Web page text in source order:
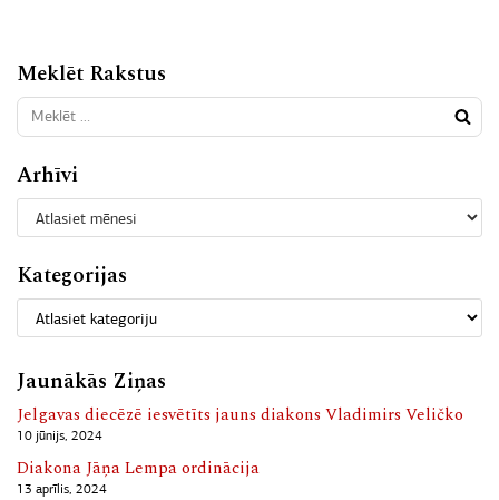
Meklēt Rakstus
Arhīvi
Kategorijas
Jaunākās Ziņas
Jelgavas diecēzē iesvētīts jauns diakons Vladimirs Veličko
10 jūnijs, 2024
Diakona Jāņa Lempa ordinācija
13 aprīlis, 2024